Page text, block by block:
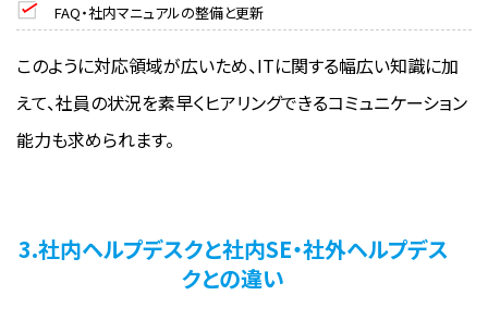
FAQ・社内マニュアルの整備と更新
このように対応領域が広いため、ITに関する幅広い知識に加
えて、社員の状況を素早くヒアリングできるコミュニケーション
能力も求められます。
3.社内ヘルプデスクと社内SE・社外ヘルプデス
クとの違い